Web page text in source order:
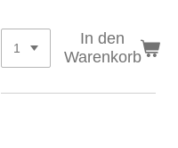
In den
Warenkorb